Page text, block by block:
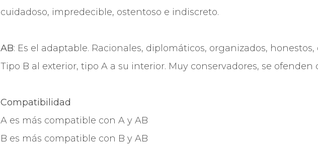
cuidadoso, impredecible, ostentoso e indiscreto.
AB: Es el adaptable. Racionales, diplomáticos, organizados, honestos,
Tipo B al exterior, tipo A a su interior. Muy conservadores, se ofenden
Compatibilidad
A es más compatible con A y AB
B es más compatible con B y AB